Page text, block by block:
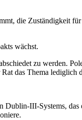
die Zuständigkeit
wächst.
zu werden.
das Thema lediglich
Dublin-III-Systems,